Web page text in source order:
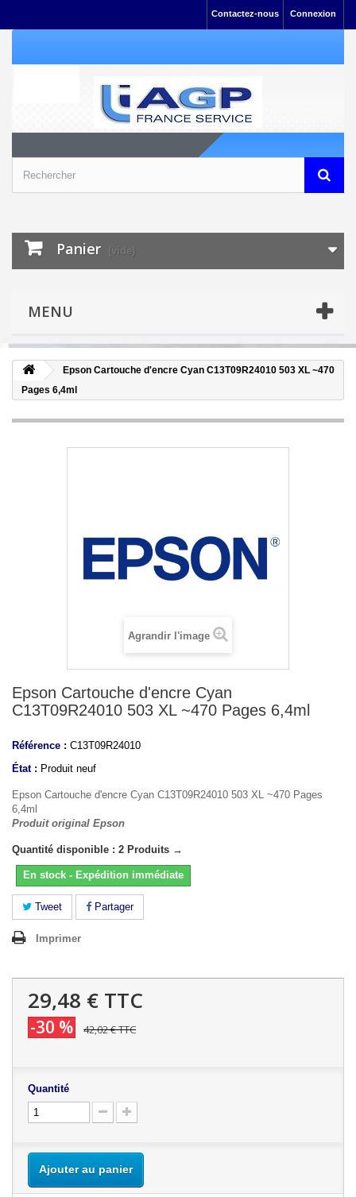
Connexion
Contactez-nous
Panier (vide)
MENU
Epson Cartouche d'encre Cyan C13T09R24010 503 XL ~470
Pages 6,4ml
Agrandir l'image
Epson Cartouche d'encre Cyan
C13T09R24010 503 XL ~470 Pages 6,4ml
Référence : C13T09R24010
État : Produit neuf
Epson Cartouche d'encre Cyan C13T09R24010 503 XL ~470 Pages
6,4ml
Produit original Epson
Quantité disponible : 2 Produits →
En stock - Expédition immédiate
Tweet Partager
Imprimer
29,48 € TTC
-30 % 42,02 €TTC
Quantité
Ajouter au panier